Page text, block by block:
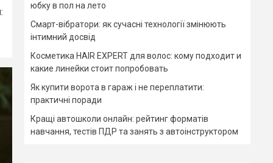
юбку в пол на лето
Смарт-вібратори: як сучасні технології змінюють
інтимний досвід
Косметика HAIR EXPERT для волос: кому подходит и
какие линейки стоит попробовать
Як купити ворота в гараж і не переплатити:
практичні поради
Кращі автошколи онлайн: рейтинг форматів
навчання, тестів ПДР та занять з автоінструктором